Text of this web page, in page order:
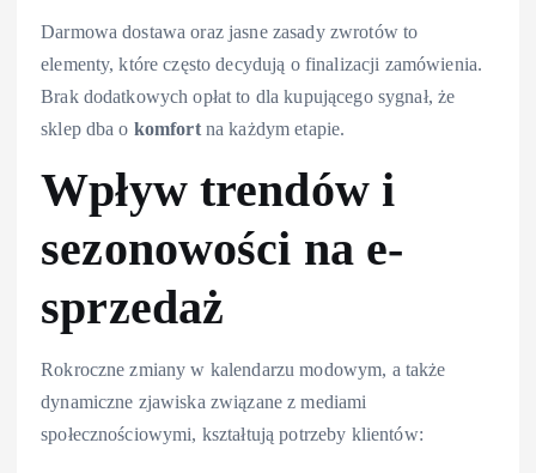
Darmowa dostawa oraz jasne zasady zwrotów to
elementy, które często decydują o finalizacji zamówienia.
Brak dodatkowych opłat to dla kupującego sygnał, że
sklep dba o komfortna każdym etapie.
Wpływ trendów i
sezonowości na e-
sprzedaż
Rokroczne zmiany w kalendarzu modowym, a także
dynamiczne zjawiska związane z mediami
społecznościowymi, kształtują potrzeby klientów: